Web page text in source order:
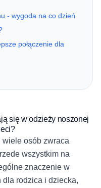
- wygoda na co dzień
połączenie dla
się w odzieży noszonej
wiele osób zwraca
wszystkim na
znaczenie w
dla rodzica i dziecka,